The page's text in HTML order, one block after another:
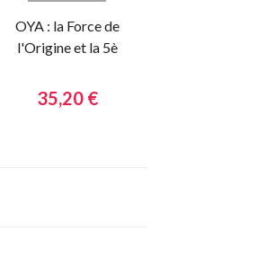
OYA : la Force de
l'Origine et la 5è
35,20 €